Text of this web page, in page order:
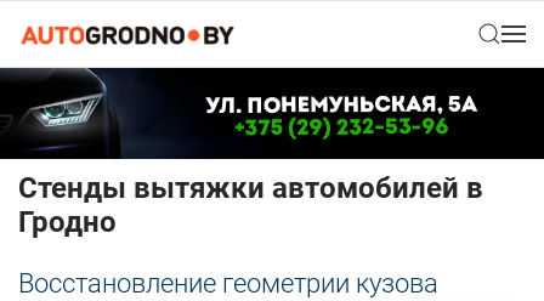
Стенды вытяжки автомобилей в
Гродно
Восстановление геометрии кузова